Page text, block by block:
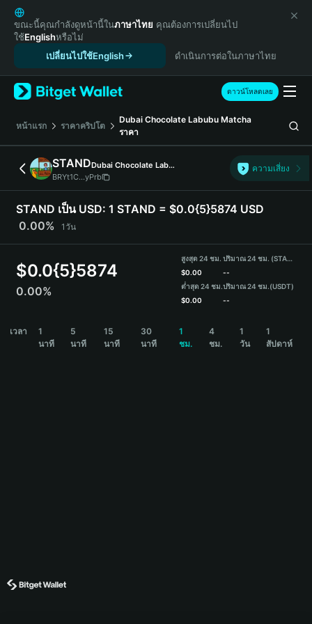
English
日本語
Tiếng Việt
Español (Latinoamérica)
Türkçe
Français
Deutsch
简体中文
繁體中文
Português (Portugal)
Bahasa Indonesia
ภาษาไทย
हिन्दी
Español
Português (Brasil)
ขณะนี้คุณกำลังดูหน้านี้ในภาษาไทย คุณต้องการเปลี่ยนไป
ใช้Englishหรือไม่
เปลี่ยนไปใช้English
ดำเนินการต่อในภาษาไทย
ดาวน์โหลดเลย
หน้าแรก ราคาคริปโต
Dubai Chocolate Labubu Matcha
ราคา
STAND
Dubai Chocolate Labubu Matcha
BRYt1C...yPrb
ความเสี่ยง
STAND เป็น USD: 1 STAND = $0.0{5}5874 USD
0.00%
1วัน
$0.0{5}5874
0.00%
สูงสุด 24 ชม.
$0.00
ต่ำสุด 24 ชม.
$0.00
ปริมาณ 24 ชม. (STAND)
--
ปริมาณ 24 ชม.(USDT)
--
เวลา
1
นาที
5
นาที
15
นาที
30
นาที
1
ชม.
4
ชม.
1
วัน
1
สัปดาห์